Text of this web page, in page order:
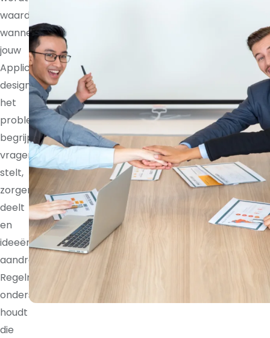
waardevoller
wanneer
jouw
Application
designer
het
probleem
begrijpt,
vragen
stelt,
zorgen
deelt
en
ideeën
aandraagt.
Regelmatige
ondersteuning
houdt
die